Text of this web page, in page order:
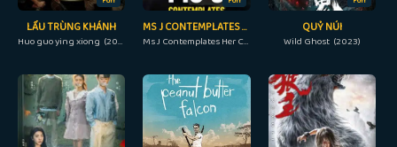
LẨU TRÙNG KHÁNH
Huo guo ying xiong (2016)
MS J CONTEMPLATES HER CHOICE
Ms J Contemplates Her Choice (2014)
QUỶ NÚI
Wild Ghost (2023)